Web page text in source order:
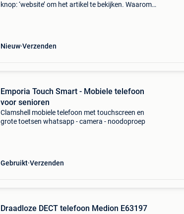
knop: ‘website’ om het artikel te bekijken. Waarom
Nieuw Verzenden
Emporia Touch Smart - Mobiele telefoon
voor senioren
Clamshell mobiele telefoon met touchscreen en
grote toetsen whatsapp - camera - noodoproep
Gebruikt Verzenden
Draadloze DECT telefoon Medion E63197